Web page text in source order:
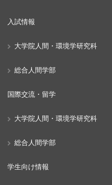
入試情報
大学院人間・環境学研究科
総合人間学部
国際交流・留学
大学院人間・環境学研究科
総合人間学部
学生向け情報